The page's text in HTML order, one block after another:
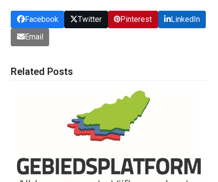
Facebook Twitter Pinterest
LinkedIn
Email
Related Posts